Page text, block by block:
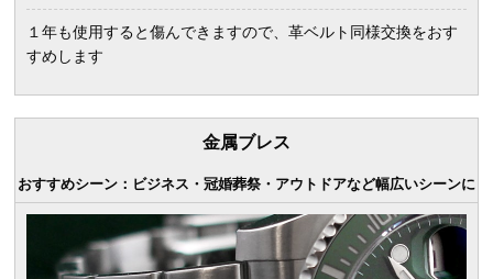
１年も使用すると傷んできますので、革ベルト同様交換をおす
すめします
金属ブレス
おすすめシーン：ビジネス・冠婚葬祭・アウトドアなど幅広いシーンに